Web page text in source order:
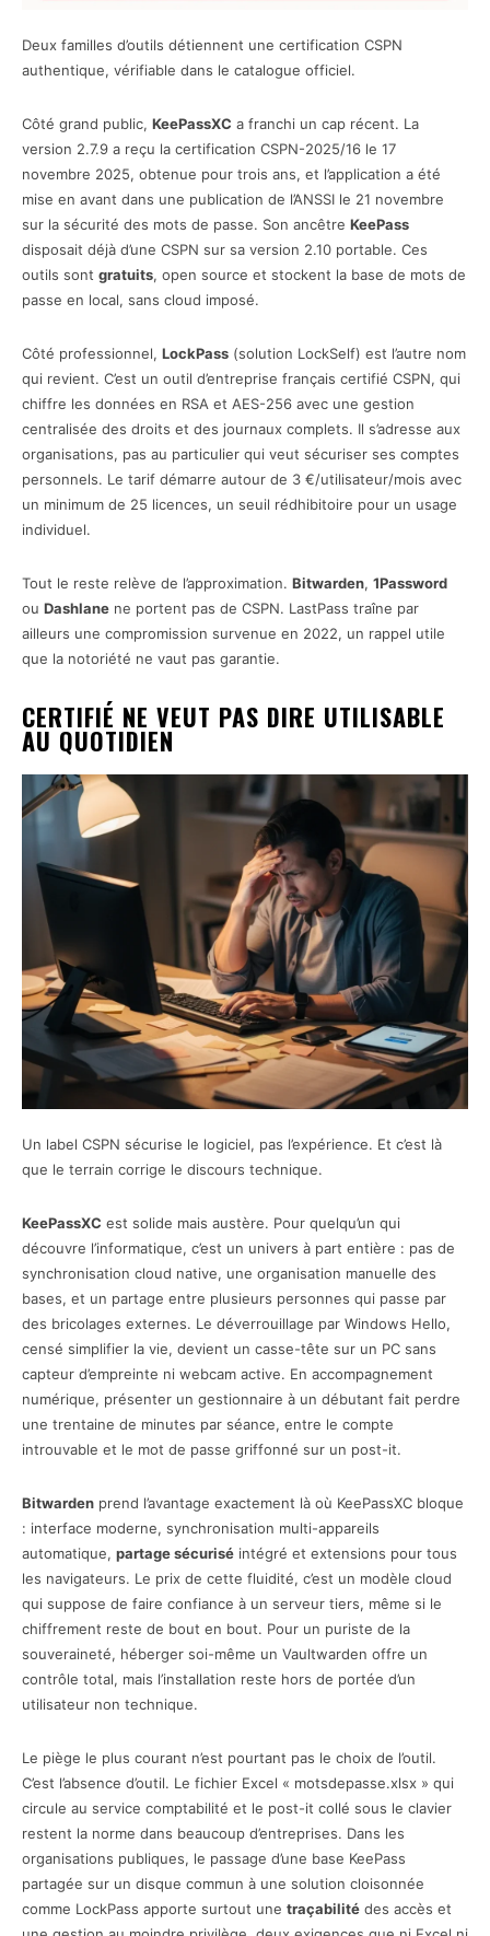
Deux familles d’outils détiennent une certification CSPN
authentique, vérifiable dans le catalogue officiel.
Côté grand public, KeePassXC a franchi un cap récent. La
version 2.7.9 a reçu la certification CSPN-2025/16 le 17
novembre 2025, obtenue pour trois ans, et l’application a été
mise en avant dans une publication de l’ANSSI le 21 novembre
sur la sécurité des mots de passe. Son ancêtre KeePass
disposait déjà d’une CSPN sur sa version 2.10 portable. Ces
outils sont gratuits, open source et stockent la base de mots de
passe en local, sans cloud imposé.
Côté professionnel, LockPass (solution LockSelf) est l’autre nom
qui revient. C’est un outil d’entreprise français certifié CSPN, qui
chiffre les données en RSA et AES-256 avec une gestion
centralisée des droits et des journaux complets. Il s’adresse aux
organisations, pas au particulier qui veut sécuriser ses comptes
personnels. Le tarif démarre autour de 3 €/utilisateur/mois avec
un minimum de 25 licences, un seuil rédhibitoire pour un usage
individuel.
Tout le reste relève de l’approximation. Bitwarden, 1Password
ou Dashlane ne portent pas de CSPN. LastPass traîne par
ailleurs une compromission survenue en 2022, un rappel utile
que la notoriété ne vaut pas garantie.
CERTIFIÉ NE VEUT PAS DIRE UTILISABLE
AU QUOTIDIEN
Un label CSPN sécurise le logiciel, pas l’expérience. Et c’est là
que le terrain corrige le discours technique.
KeePassXC est solide mais austère. Pour quelqu’un qui
découvre l’informatique, c’est un univers à part entière : pas de
synchronisation cloud native, une organisation manuelle des
bases, et un partage entre plusieurs personnes qui passe par
des bricolages externes. Le déverrouillage par Windows Hello,
censé simplifier la vie, devient un casse-tête sur un PC sans
capteur d’empreinte ni webcam active. En accompagnement
numérique, présenter un gestionnaire à un débutant fait perdre
une trentaine de minutes par séance, entre le compte
introuvable et le mot de passe griffonné sur un post-it.
Bitwarden prend l’avantage exactement là où KeePassXC bloque
: interface moderne, synchronisation multi-appareils
automatique, partage sécurisé intégré et extensions pour tous
les navigateurs. Le prix de cette fluidité, c’est un modèle cloud
qui suppose de faire confiance à un serveur tiers, même si le
chiffrement reste de bout en bout. Pour un puriste de la
souveraineté, héberger soi-même un Vaultwarden offre un
contrôle total, mais l’installation reste hors de portée d’un
utilisateur non technique.
Le piège le plus courant n’est pourtant pas le choix de l’outil.
C’est l’absence d’outil. Le fichier Excel « motsdepasse.xlsx » qui
circule au service comptabilité et le post-it collé sous le clavier
restent la norme dans beaucoup d’entreprises. Dans les
organisations publiques, le passage d’une base KeePass
partagée sur un disque commun à une solution cloisonnée
comme LockPass apporte surtout une traçabilité des accès et